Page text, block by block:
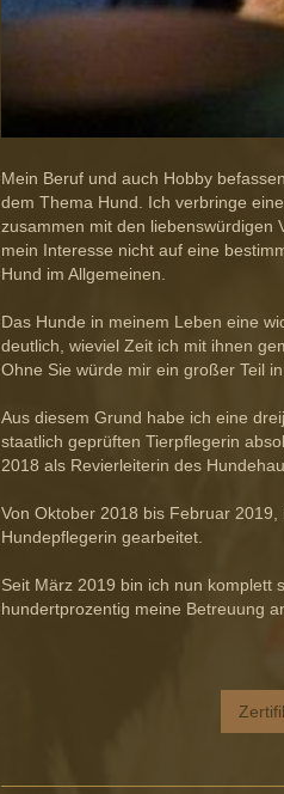
Mein Beruf und auch Hobby
dem Thema Hund. Ich verbringe
zusammen mit den liebenswürdigen
mein Interesse nicht auf eine
Hund im Allgemeinen.
Das Hunde in meinem Leben eine
deutlich, wieviel Zeit ich mit ihnen
Ohne Sie würde mir ein großer Teil
Aus diesem Grund habe ich eine
staatlich geprüften Tierpflegerin
2018 als Revierleiterin des
Von Oktober 2018 bis Februar
Hundepflegerin gearbeitet.
Seit März 2019 bin ich nun komplett
hundertprozentig meine Betreuung